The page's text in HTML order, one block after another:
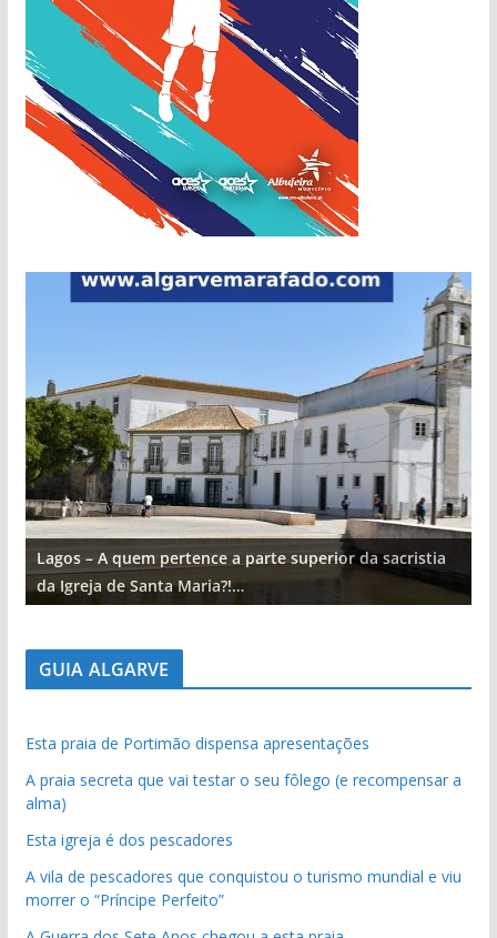
Lagos – A quem pertence a parte superior da sacristia
da Igreja de Santa Maria?!…
GUIA ALGARVE
Esta praia de Portimão dispensa apresentações
A praia secreta que vai testar o seu fôlego (e recompensar a
alma)
Esta igreja é dos pescadores
A vila de pescadores que conquistou o turismo mundial e viu
morrer o “Príncipe Perfeito”